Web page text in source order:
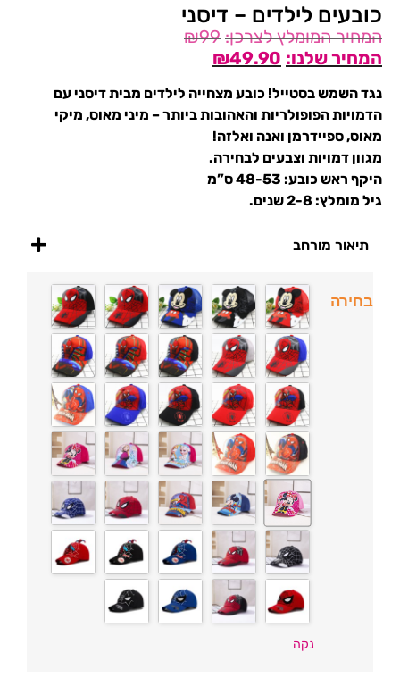
כובעים לילדים – דיסני
₪99
₪49.90
נגד השמש בסטייל! כובע מצחייה לילדים מבית דיסני עם
הדמויות הפופולריות והאהובות ביותר – מיני מאוס, מיקי
מאוס, ספיידרמן ואנה ואלזה!
מגוון דמויות וצבעים לבחירה.
היקף ראש כובע: 48-53 ס”מ
גיל מומלץ: 2-8 שנים.
תיאור מורחב
בחירה
נקה